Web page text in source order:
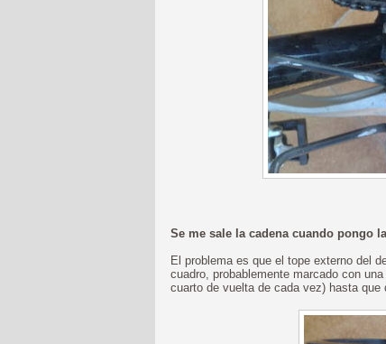
Se me sale la cadena cuando pongo
El problema es que el tope externo del
cuadro, probablemente marcado con
cuarto de vuelta de cada vez) hasta que